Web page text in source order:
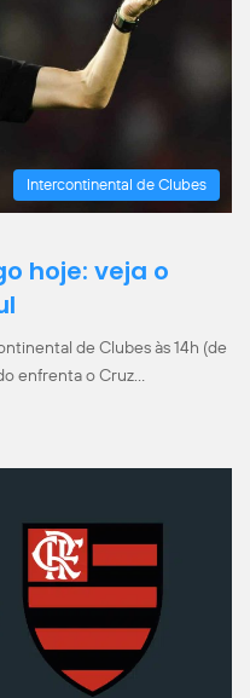
Intercontinental de Clubes
hoje: veja o
de Clubes às 14h (de
enfrenta o Cruz…